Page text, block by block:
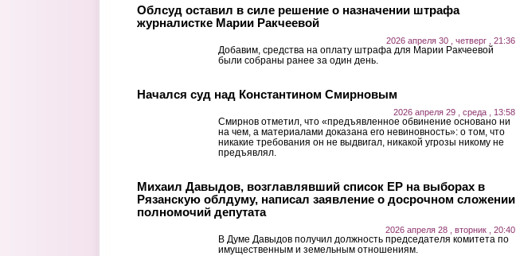
Облсуд оставил в силе решение о назначении штрафа
журналистке Марии Ракчеевой
2026 апреля 30 , четверг , 21:36
Добавим, средства на оплату штрафа для Марии Ракчеевой
были собраны ранее за один день.
Начался суд над Константином Смирновым
2026 апреля 29 , среда , 13:58
Смирнов отметил, что «предъявленное обвинение основано ни
на чем, а материалами доказана его невиновность»: о том, что
никакие требования он не выдвигал, никакой угрозы никому не
предъявлял.
Михаил Давыдов, возглавлявший список ЕР на выборах в
Рязанскую облдуму, написал заявление о досрочном сложении
полномочий депутата
2026 апреля 28 , вторник , 20:40
В Думе Давыдов получил должность председателя комитета по
имущественным и земельным отношениям.